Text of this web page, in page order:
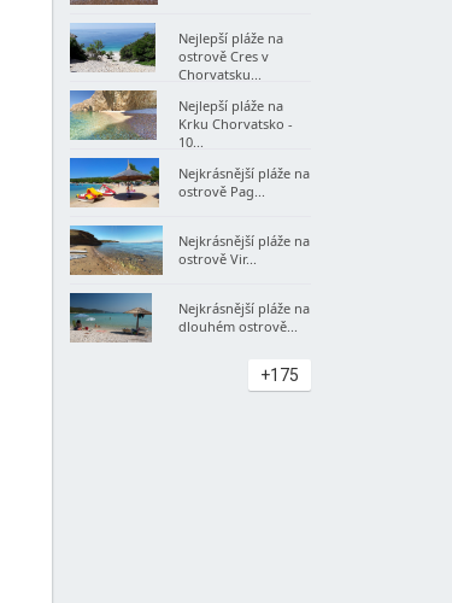
Nejlepší pláže na
ostrově Cres v
Chorvatsku...
Nejlepší pláže na
Krku Chorvatsko -
10...
Nejkrásnější pláže na
ostrově Pag...
Nejkrásnější pláže na
ostrově Vir...
Nejkrásnější pláže na
dlouhém ostrově...
+175